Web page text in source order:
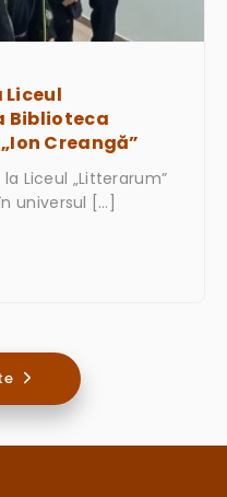
Liceul
Biblioteca
Creangă”
Liceul „Litterarum”
universul […]